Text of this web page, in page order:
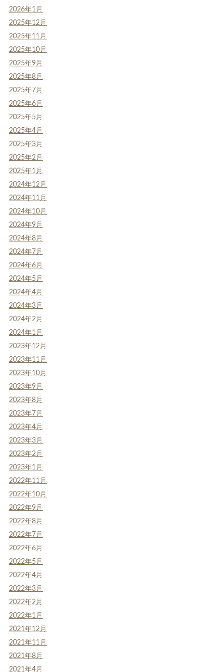
2026年1月
2025年12月
2025年11月
2025年10月
2025年9月
2025年8月
2025年7月
2025年6月
2025年5月
2025年4月
2025年3月
2025年2月
2025年1月
2024年12月
2024年11月
2024年10月
2024年9月
2024年8月
2024年7月
2024年6月
2024年5月
2024年4月
2024年3月
2024年2月
2024年1月
2023年12月
2023年11月
2023年10月
2023年9月
2023年8月
2023年7月
2023年4月
2023年3月
2023年2月
2023年1月
2022年11月
2022年10月
2022年9月
2022年8月
2022年7月
2022年6月
2022年5月
2022年4月
2022年3月
2022年2月
2022年1月
2021年12月
2021年11月
2021年8月
2021年4月